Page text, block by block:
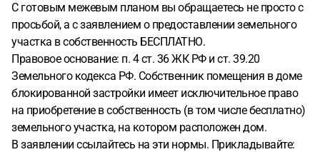
С готовым межевым планом вы обращаетесь не просто с
просьбой, а с заявлением о предоставлении земельного
участка в собственность БЕСПЛАТНО.
Правовое основание: п. 4 ст. 36 ЖК РФ и ст. 39.20
Земельного кодекса РФ. Собственник помещения в доме
блокированной застройки имеет исключительное право
на приобретение в собственность (в том числе бесплатно)
земельного участка, на котором расположен дом.
В заявлении ссылайтесь на эти нормы. Прикладывайте: